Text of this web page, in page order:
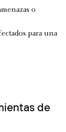
o
para una
de